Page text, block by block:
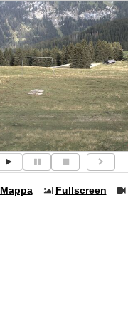
Mappa Fullscreen